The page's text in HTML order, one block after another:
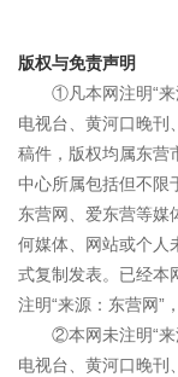
版权与免责声明
①凡本网注明“来
电视台、黄河口晚刊
稿件，版权均属东营
中心所属包括但不限
东营网、爱东营等媒
何媒体、网站或个人
式复制发表。已经本
注明“来源：东营网”
②本网未注明“来
电视台、黄河口晚刊